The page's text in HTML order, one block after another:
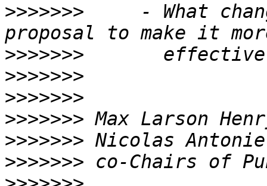
>>>>>>>
- What
>>>>>>>
>>>>>>>
>>>>>>>
>>>>>>>
>>>>>>>
>>>>>>>